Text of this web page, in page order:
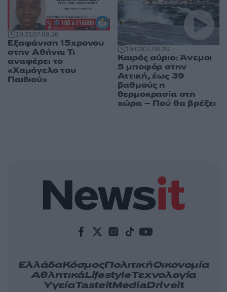
19:2107.08.26
Εξαφάνιση 15χρονου
στην Αθήνα: Τι
αναφέρει το
«Χαμόγελο του
Παιδιού»
19:0307.08.26
Καιρός αύριο: Άνεμοι
5 μποφόρ στην
Αττική, έως 39
βαθμούς η
θερμοκρασία στη
χώρα – Πού θα βρέξει
ΕλλάδαΚόσμοςΠολιτικήΟικονομία
ΑθλητικάLifestyleΤεχνολογία
ΥγείαTasteitMediaDriveit